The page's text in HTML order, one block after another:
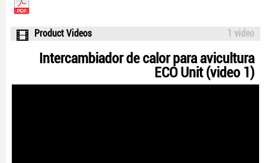
Product Videos 1 video
Intercambiador de calor para avicultura
ECO Unit (video 1)